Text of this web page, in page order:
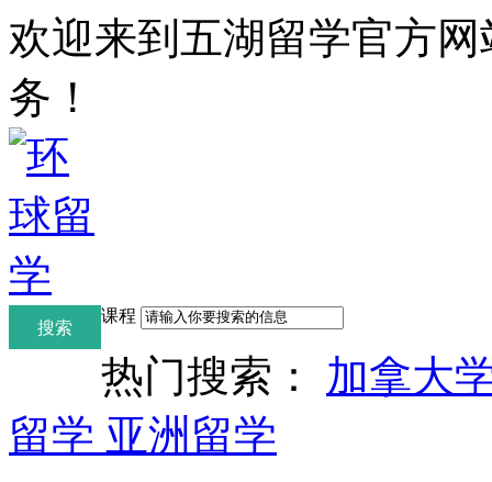
欢迎来到五湖留学官方
务！
课程
热门搜索： 加拿大
留学 亚洲留学